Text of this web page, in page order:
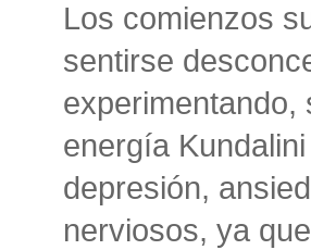
Los comienzos
sentirse
experimentando,
energía
depresión,
nerviosos, ya